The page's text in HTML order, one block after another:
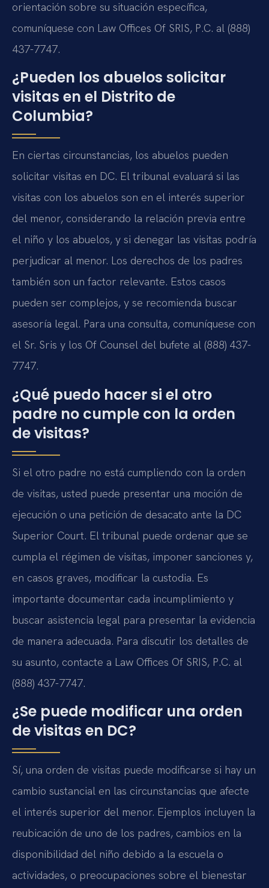
orientación sobre su situación específica,
comuníquese con Law Offices Of SRIS, P.C. al (888)
437-7747.
¿Pueden los abuelos solicitar
visitas en el Distrito de
Columbia?
En ciertas circunstancias, los abuelos pueden
solicitar visitas en DC. El tribunal evaluará si las
visitas con los abuelos son en el interés superior
del menor, considerando la relación previa entre
el niño y los abuelos, y si denegar las visitas podría
perjudicar al menor. Los derechos de los padres
también son un factor relevante. Estos casos
pueden ser complejos, y se recomienda buscar
asesoría legal. Para una consulta, comuníquese con
el Sr. Sris y los Of Counsel del bufete al (888) 437-
7747.
¿Qué puedo hacer si el otro
padre no cumple con la orden
de visitas?
Si el otro padre no está cumpliendo con la orden
de visitas, usted puede presentar una moción de
ejecución o una petición de desacato ante la DC
Superior Court. El tribunal puede ordenar que se
cumpla el régimen de visitas, imponer sanciones y,
en casos graves, modificar la custodia. Es
importante documentar cada incumplimiento y
buscar asistencia legal para presentar la evidencia
de manera adecuada. Para discutir los detalles de
su asunto, contacte a Law Offices Of SRIS, P.C. al
(888) 437-7747.
¿Se puede modificar una orden
de visitas en DC?
Sí, una orden de visitas puede modificarse si hay un
cambio sustancial en las circunstancias que afecte
el interés superior del menor. Ejemplos incluyen la
reubicación de uno de los padres, cambios en la
disponibilidad del niño debido a la escuela o
actividades, o preocupaciones sobre el bienestar